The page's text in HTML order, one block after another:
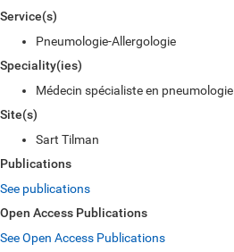
Service(s)
Pneumologie-Allergologie
Speciality(ies)
Médecin spécialiste en pneumologie
Site(s)
Sart Tilman
Publications
See publications
Open Access Publications
See Open Access Publications